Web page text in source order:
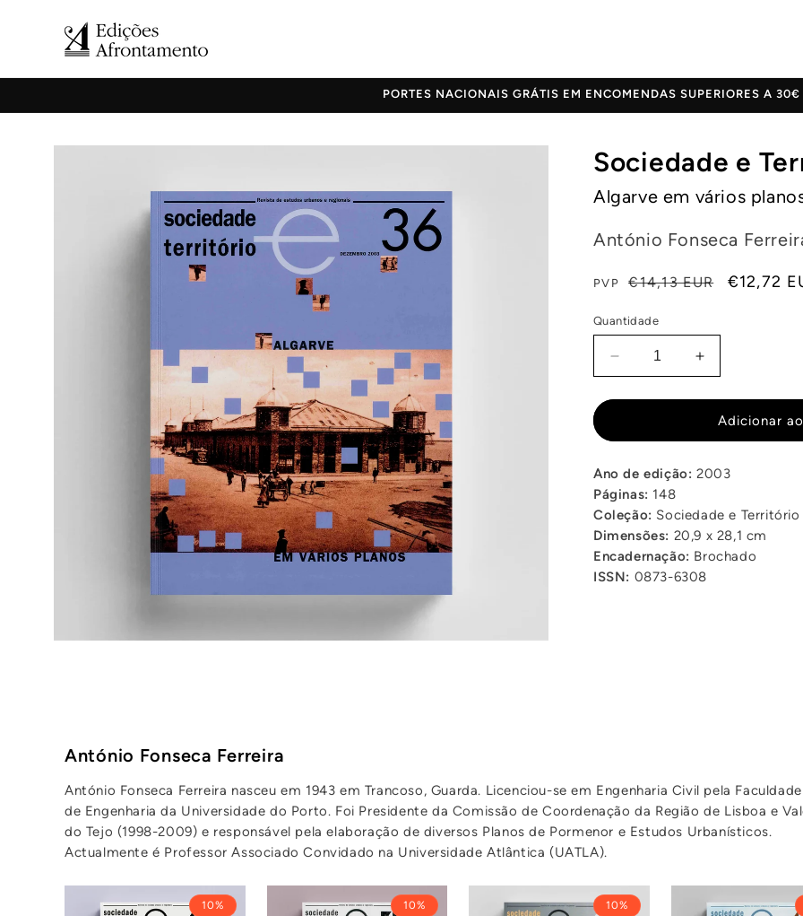
conteúdo
10% DE DESCONTO EM TODOS OS LIVROS
do produto
Sociedade e
Algarve em vários
António Fonseca
PVP
Preço
€14,13 EUR
Preço
€12,72
Quantidade
Diminuir
a
quantidade
Sociedade
Território
Nº36
Aumentar
a
quantidade
Sociedade
Território
Adicionar
Ano de edição: 2003
Páginas: 148
Coleção: Sociedade e Território
Dimensões: 20,9 x 28,1 cm
Encadernação: Brochado
ISSN: 0873-6308
António Fonseca Ferreira
António Fonseca Ferreira nasceu em 1943 em Trancoso, Guarda. Licenciou-se em Engenharia Civil pela Faculdade
de Engenharia da Universidade do Porto. Foi Presidente da Comissão de Coordenação da Região de Lisboa e
do Tejo (1998-2009) e responsável pela elaboração de diversos Planos de Pormenor e Estudos Urbanísticos.
Actualmente é Professor Associado Convidado na Universidade Atlântica (UATLA).
10% 10% 10%